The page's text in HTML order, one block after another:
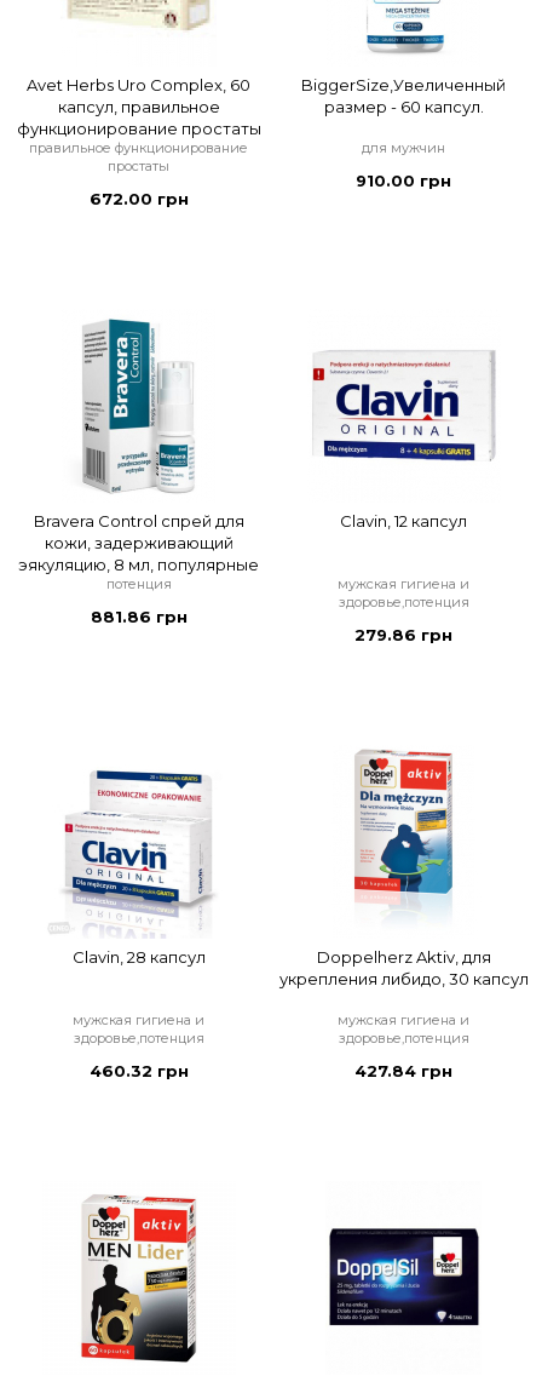
Avet Herbs Uro Complex, 60
капсул, правильное
функционирование простаты
правильное функционирование
простаты
672.00 грн
BiggerSize,Увеличенный
размер - 60 капсул.
для мужчин
910.00 грн
Bravera Control спрей для
кожи, задерживающий
эякуляцию, 8 мл, популярные
потенция
881.86 грн
Clavin, 12 капсул
мужская гигиена и
здоровье,потенция
279.86 грн
Clavin, 28 капсул
мужская гигиена и
здоровье,потенция
460.32 грн
Doppelherz Aktiv, для
укрепления либидо, 30 капсул
мужская гигиена и
здоровье,потенция
427.84 грн